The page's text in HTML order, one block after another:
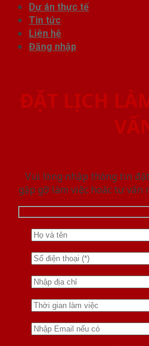
Dự án thực tế
Tin tức
Liên hệ
Đăng nhập
ĐẶT LỊCH
Vui lòng nhập thông tin
gặp gỡ làm việc hoăc tư vấn